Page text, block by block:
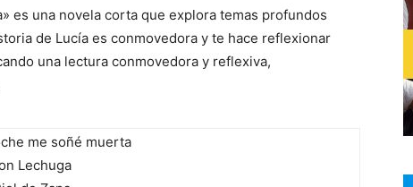
es una novela corta que explora temas profundos
de Lucía es conmovedora y te hace reflexionar
una lectura conmovedora y reflexiva,
me soñé muerta
Lechuga